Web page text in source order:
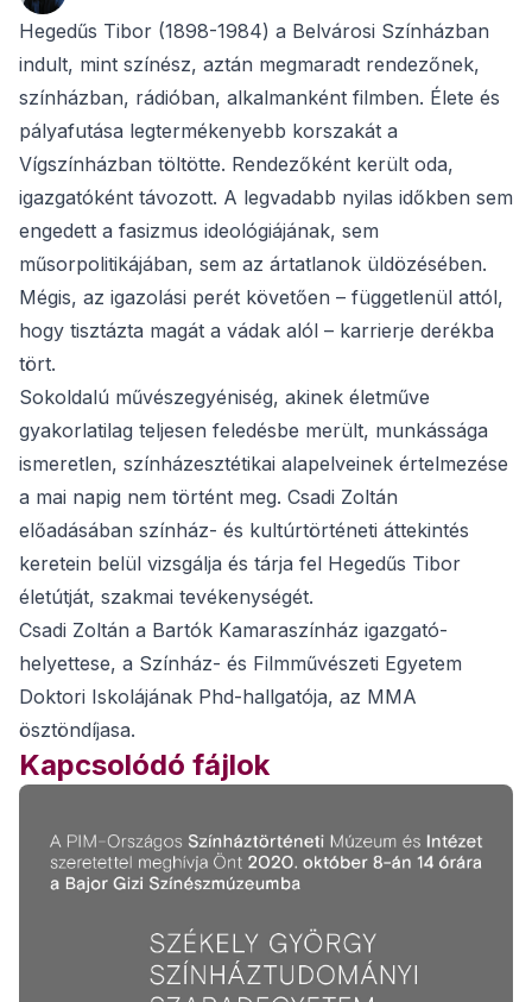
Hegedűs Tibor (1898-1984) a Belvárosi Színházban
indult, mint színész, aztán megmaradt rendezőnek,
színházban, rádióban, alkalmanként filmben. Élete és
pályafutása legtermékenyebb korszakát a
Vígszínházban töltötte. Rendezőként került oda,
igazgatóként távozott. A legvadabb nyilas időkben sem
engedett a fasizmus ideológiájának, sem
műsorpolitikájában, sem az ártatlanok üldözésében.
Mégis, az igazolási perét követően – függetlenül attól,
hogy tisztázta magát a vádak alól – karrierje derékba
tört.
Sokoldalú művészegyéniség, akinek életműve
gyakorlatilag teljesen feledésbe merült, munkássága
ismeretlen, színházesztétikai alapelveinek értelmezése
a mai napig nem történt meg. Csadi Zoltán
előadásában színház- és kultúrtörténeti áttekintés
keretein belül vizsgálja és tárja fel Hegedűs Tibor
életútját, szakmai tevékenységét.
Csadi Zoltán a Bartók Kamaraszínház igazgató-
helyettese, a Színház- és Filmművészeti Egyetem
Doktori Iskolájának Phd-hallgatója, az MMA
ösztöndíjasa.
Kapcsolódó fájlok